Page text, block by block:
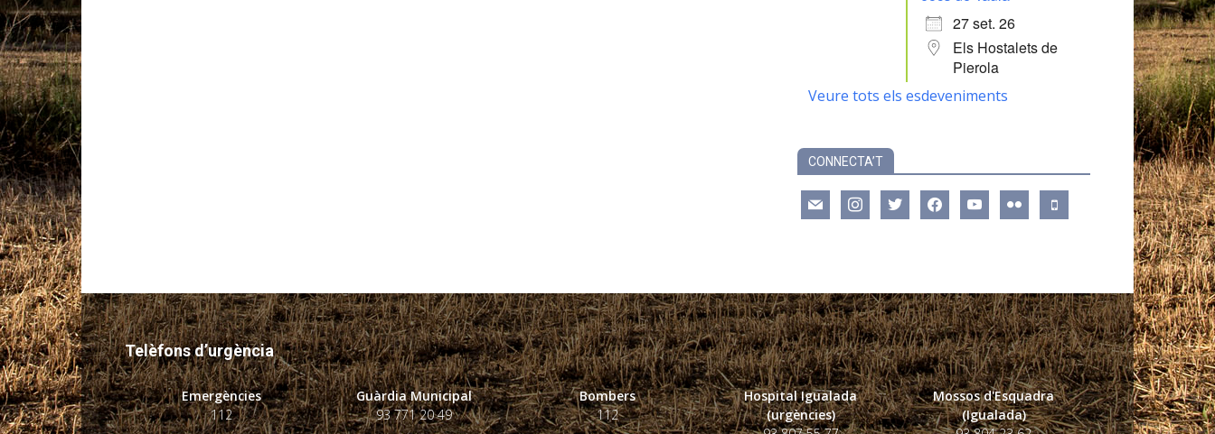
27 set. 26
Els Hostalets de
Pierola
Veure tots els esdeveniments
CONNECTA’T
mail instagramtwitter facebookyoutube flickr mobile
Telèfons d’urgència
Emergències
112
Guàrdia Municipal
93 771 20 49
Bombers
112
Hospital Igualada
(urgències)
Mossos d'Esquadra
(Igualada)